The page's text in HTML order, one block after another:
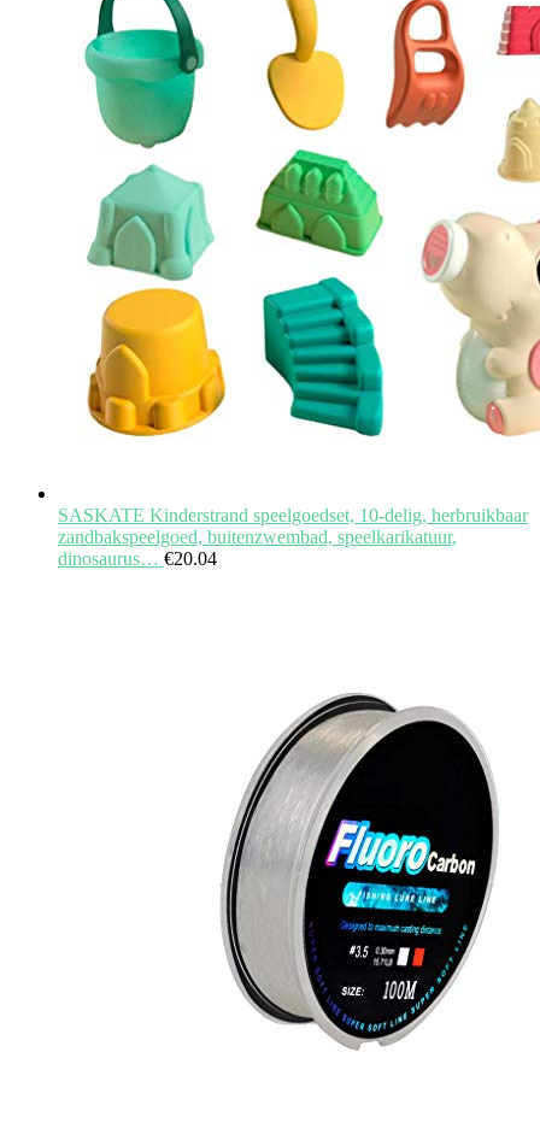
SASKATE Kinderstrand speelgoedset, 10-delig, herbruikbaar
zandbakspeelgoed, buitenzwembad, speelkarikatuur,
dinosaurus… €20.04